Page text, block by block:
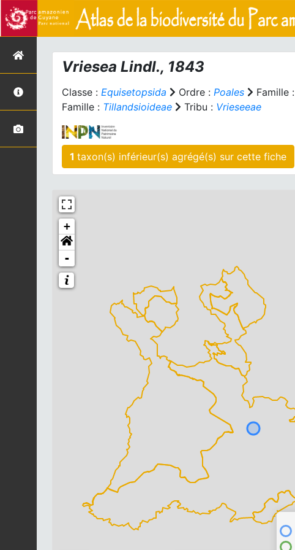
Vriesea Lindl., 1843
Classe : Equisetopsida Ordre : Poales Famille :
Famille : Tillandsioideae Tribu : Vrieseeae
1 taxon(s) inférieur(s) agrégé(s) sur cette fiche
+
-